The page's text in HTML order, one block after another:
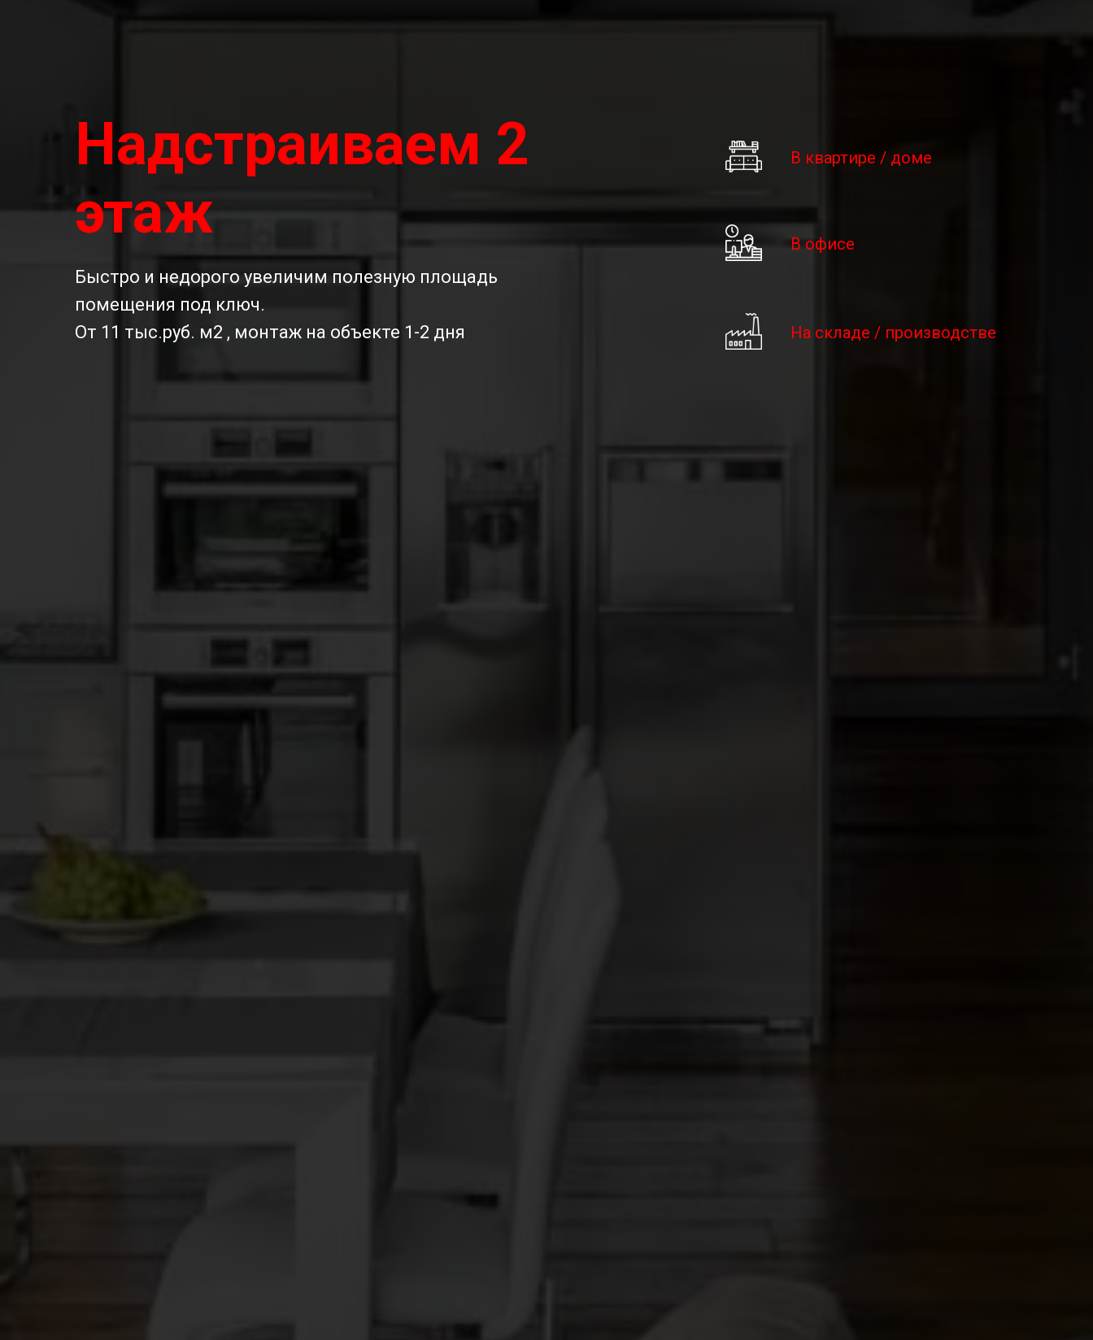
Надстраиваем 2
этаж
Быстро и недорого увеличим полезную площадь
помещения под ключ.
От 11 тыс.руб. м2 , монтаж на объекте 1-2 дня
В квартире / доме
В офисе
На складе / производстве